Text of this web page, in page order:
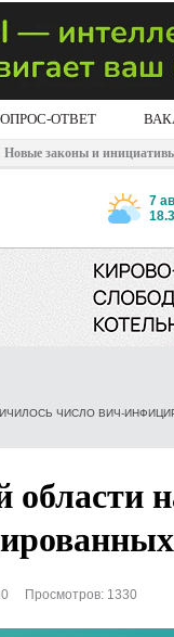
ОТВЕТ
Новые законы и
7
ЧИСЛО ВИЧ-
Просмотров: 1330